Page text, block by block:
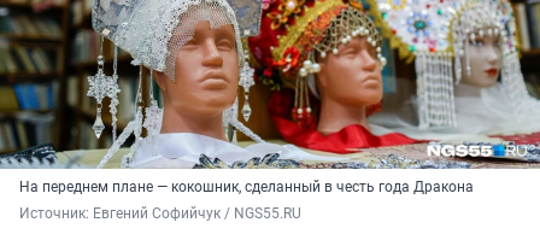
На переднем плане — кокошник, сделанный в честь года Дракона
Источник: Евгений Софийчук / NGS55.RU